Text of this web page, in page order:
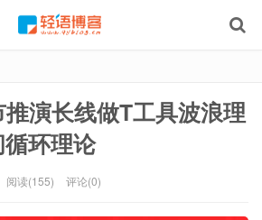
演长线做T工具波浪理
环理论
阅读(155) 评论(0)